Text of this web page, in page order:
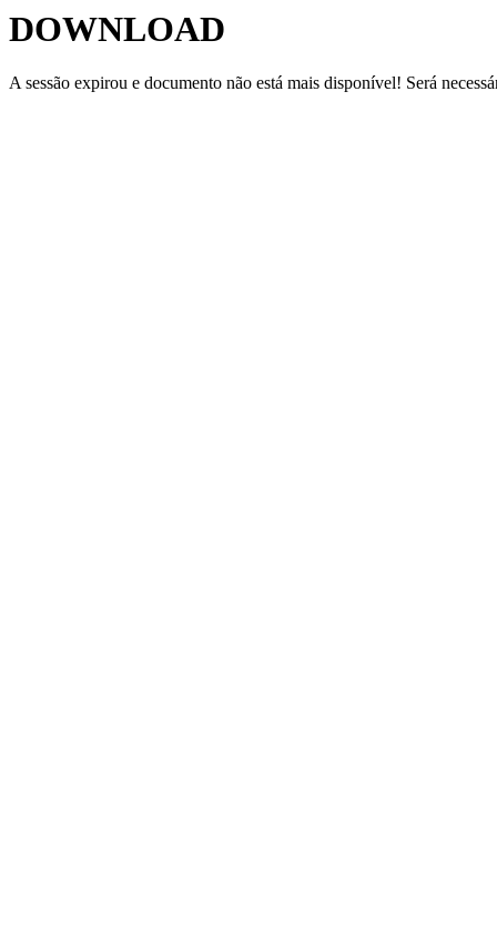
DOWNLOAD
A sessão expirou e documento não está mais disponível! Será